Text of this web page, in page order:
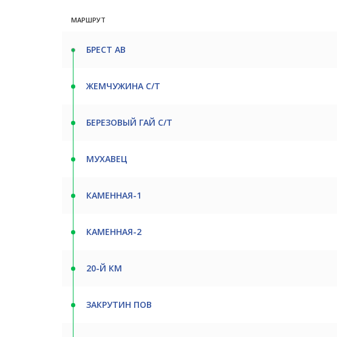
МАРШРУТ
БРЕСТ АВ
ЖЕМЧУЖИНА С/Т
БЕРЕЗОВЫЙ ГАЙ С/Т
МУХАВЕЦ
КАМЕННАЯ-1
КАМЕННАЯ-2
20-Й КМ
ЗАКРУТИН ПОВ